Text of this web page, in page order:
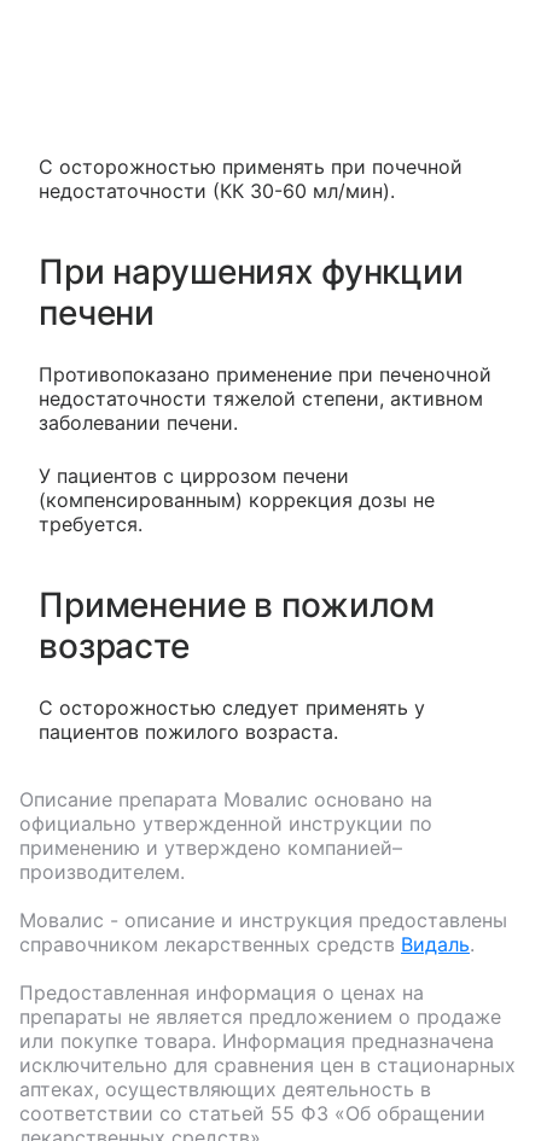
С осторожностью применять при почечной
недостаточности (КК 30-60 мл/мин).
При нарушениях функции
печени
Противопоказано применение при печеночной
недостаточности тяжелой степени, активном
заболевании печени.
У пациентов с циррозом печени
(компенсированным) коррекция дозы не
требуется.
Применение в пожилом
возрасте
С осторожностью следует применять у
пациентов пожилого возраста.
Описание препарата Мовалис основано на
официально утвержденной инструкции по
применению и утверждено компанией–
производителем.
Мовалис - описание и инструкция предоставлены
справочником лекарственных средств Видаль.
Предоставленная информация о ценах на
препараты не является предложением о продаже
или покупке товара. Информация предназначена
исключительно для сравнения цен в стационарных
аптеках, осуществляющих деятельность в
соответствии со статьей 55 ФЗ «Об обращении